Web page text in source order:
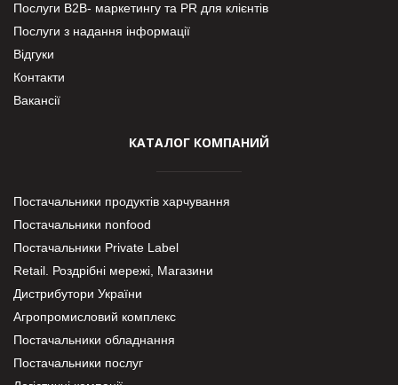
Послуги В2В- маркетингу та PR для клієнтів
Послуги з надання інформації
Відгуки
Контакти
Вакансії
КАТАЛОГ КОМПАНИЙ
Постачальники продуктів харчування
Постачальники nonfood
Постачальники Private Label
Retail. Роздрібні мережі, Магазини
Дистрибутори України
Агропромисловий комплекс
Постачальники обладнання
Постачальники послуг